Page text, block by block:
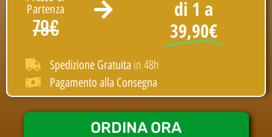
Partenza
79€
di 1 a
39,90€
Spedizione Gratuita in 48h
Pagamento alla Consegna
ORDINA ORA